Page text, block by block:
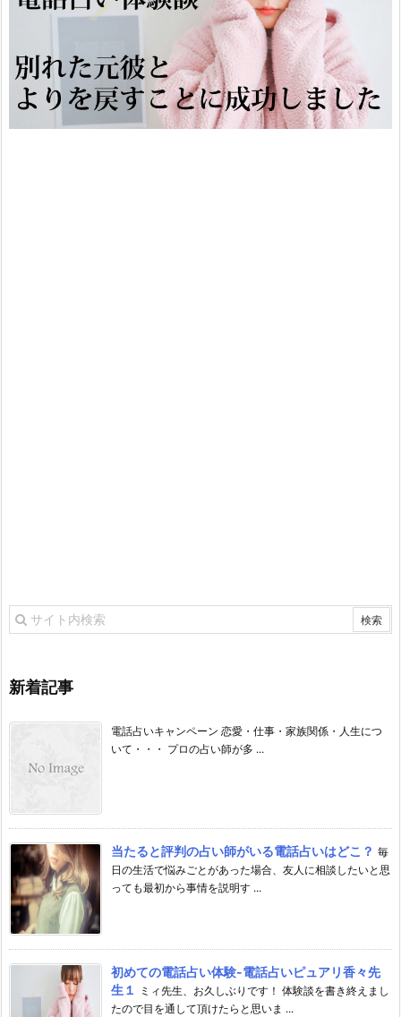
新着記事
電話占いキャンペーン 恋愛・仕事・家族関係・人生につ
いて・・・ プロの占い師が多 ...
当たると評判の占い師がいる電話占いはどこ？ 毎
日の生活で悩みごとがあった場合、友人に相談したいと思
っても最初から事情を説明す ...
初めての電話占い体験-電話占いピュアリ香々先
生１
ミィ先生、お久しぶりです！ 体験談を書き終えまし
たので目を通して頂けたらと思いま ...